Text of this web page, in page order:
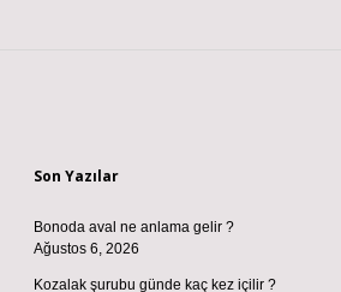
Son Yazılar
Bonoda aval ne anlama gelir ?
Ağustos 6, 2026
Kozalak şurubu günde kaç kez içilir ?